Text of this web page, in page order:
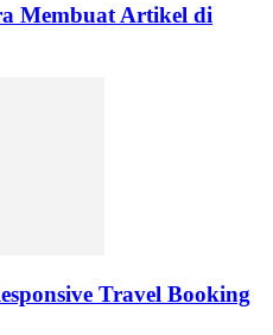
Membuat Artikel di
Travel Booking